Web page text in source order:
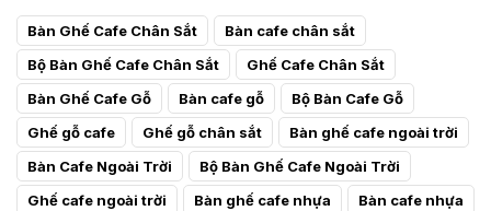
Bàn Ghế Cafe Chân Sắt
Bàn cafe chân sắt
Bộ Bàn Ghế Cafe Chân Sắt
Ghế Cafe Chân Sắt
Bàn Ghế Cafe Gỗ
Bàn cafe gỗ
Bộ Bàn Cafe Gỗ
Ghế gỗ cafe
Ghế gỗ chân sắt
Bàn ghế cafe ngoài trời
Bàn Cafe Ngoài Trời
Bộ Bàn Ghế Cafe Ngoài Trời
Ghế cafe ngoài trời
Bàn ghế cafe nhựa
Bàn cafe nhựa